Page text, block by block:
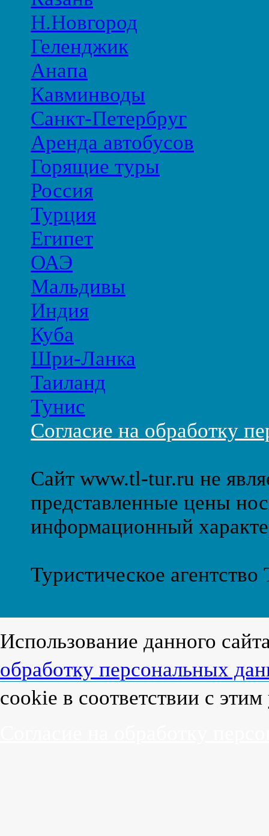
Н.Новгород
Геленджик
Анапа
Кавминводы
Санкт-Петербруг
Аренда автобусов
Горящие туры
Россия
Турция
Египет
ОАЭ
Мальдивы
Индия
Куба
Шри-Ланка
Таиланд
Тунис
Согласие на обработку
Сайт www.tl-tur.ru не
представленные цены
информационный
Туристическое
Использование данного
обработку персональных
cookie в соответствии с